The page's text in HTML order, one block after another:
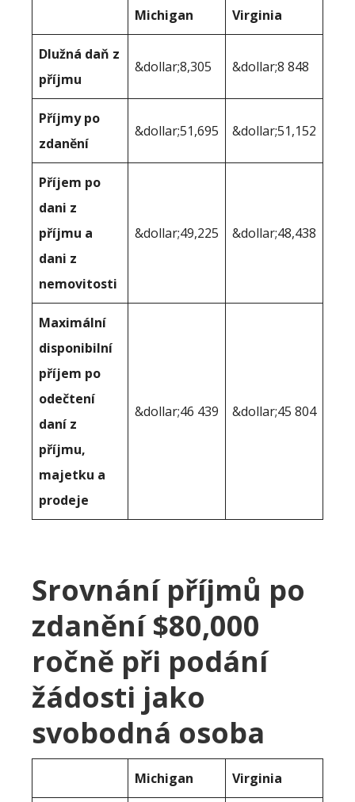
Michigan Virginia
Dlužná daň z
příjmu
&dollar;8,305 &dollar;8 848
Příjmy po
zdanění
&dollar;51,695 &dollar;51,152
Příjem po
dani z
příjmu a
dani z
nemovitosti
&dollar;49,225 &dollar;48,438
Maximální
disponibilní
příjem po
odečtení
daní z
příjmu,
majetku a
prodeje
&dollar;46 439 &dollar;45 804
Srovnání příjmů po
zdanění $80,000
ročně při podání
žádosti jako
svobodná osoba
Michigan Virginia